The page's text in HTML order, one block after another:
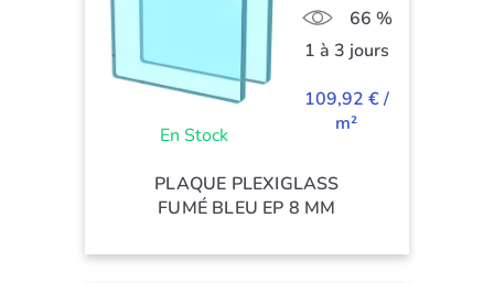
En Stock
66 %
1 à 3 jours
109,92 € /
m²
PLAQUE PLEXIGLASS
FUMÉ BLEU EP 8 MM